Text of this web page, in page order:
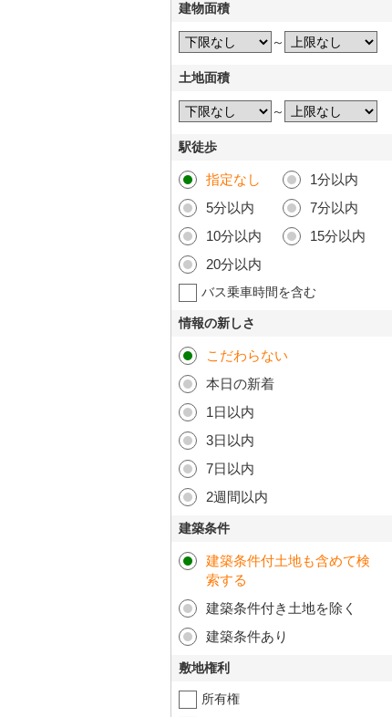
建物面積
～
土地面積
～
駅徒歩
指定なし
1分以内
5分以内
7分以内
10分以内
15分以内
20分以内
バス乗車時間を含む
情報の新しさ
こだわらない
本日の新着
1日以内
3日以内
7日以内
2週間以内
建築条件
建築条件付土地も含めて検
索する
建築条件付き土地を除く
建築条件あり
敷地権利
所有権